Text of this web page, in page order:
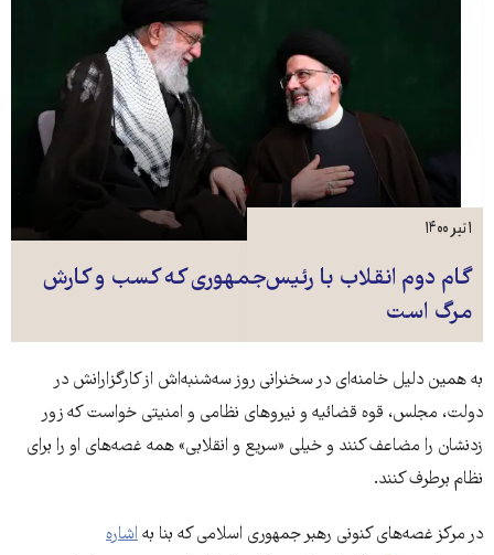
گام دوم انقلاب با رئیس‌جمهوری که کسب و کارش
مرگ است
۱ تیر ۱۴۰۰
به همین دلیل خامنه‌ای در سخنرانی روز سه‌شنبه‌اش از کارگزارانش در
دولت، مجلس، قوه قضائیه و نیروهای نظامی و امنیتی خواست که زور
زدنشان را مضاعف کنند و خیلی «سریع و انقلابی» همه غصه‌های او را برای
نظام برطرف کنند.
در مرکز غصه‌های کنونی رهبر جمهوری اسلامی که بنا بهاشاره